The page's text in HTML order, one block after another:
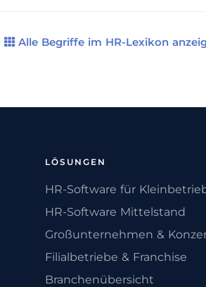
Alle Begriffe im HR-Lexikon
LÖSUNGEN
HR-Software für
HR-Software Mittelstand
Großunternehmen &
Filialbetriebe & Franchise
Branchenübersicht